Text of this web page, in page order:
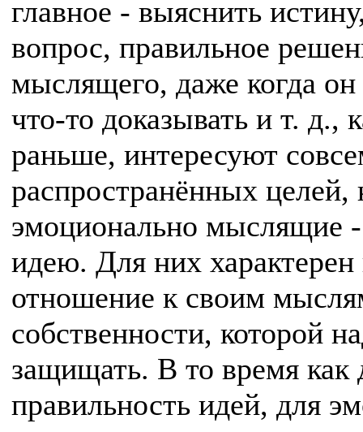
главное - выяснить
вопрос, правильное
мыслящего, даже когда
что-то доказывать и т. д.,
раньше, интересуют
распространённых целей,
эмоционально мыслящие -
идею. Для них
отношение к своим
собственности, которой
защищать. В то время как
правильность идей, для